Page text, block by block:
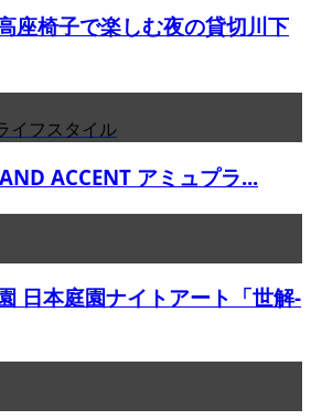
座椅子で楽しむ夜の貸切川下
イフスタイル
ACCENT アミュプラ...
日本庭園ナイトアート「世解-